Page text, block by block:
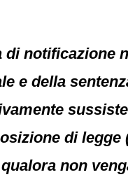
notificazione
e della
di legge
non